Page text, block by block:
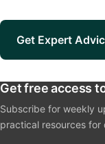
Get Expert
Get free access
Subscribe for weekly
practical resources for